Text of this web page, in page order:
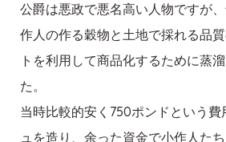
公爵は悪政で悪名高い人物ですが
作人の作る穀物と土地で採れる品
トを利用して商品化するために蒸
た。
当時比較的安く750ポンドという
ュを造り、余った資金で小作人た